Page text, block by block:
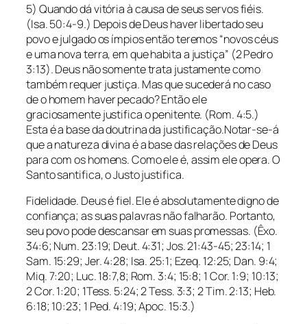
5) Quando dá vitória à causa de seus servos fiéis.
(Isa. 50:4-9.) Depois de Deus haver libertado seu
povo e julgado os ímpios então teremos “novos céus
e uma nova terra, em que habita a justiça” (2 Pedro
3:13). Deus não somente trata justamente como
também requer justiça. Mas que sucederá no caso
de o homem haver pecado? Então ele
graciosamente justifica o penitente. (Rom. 4:5.)
Esta é a base da doutrina da justificação.Notar-se-á
que a natureza divina é a base das relações de Deus
para com os homens. Como ele é, assim ele opera. O
Santo santifica, o Justo justifica.
Fidelidade. Deus é fiel. Ele é absolutamente digno de
confiança; as suas palavras não falharão. Portanto,
seu povo pode descansar em suas promessas. (Êxo.
34:6; Num. 23:19; Deut. 4:31; Jos. 21:43-45; 23:14; 1
Sam. 15:29; Jer. 4:28; Isa. 25:1; Ezeq. 12:25; Dan. 9:4;
Miq. 7:20; Luc. 18:7,8; Rom. 3:4; 15:8; 1 Cor. 1:9; 10:13;
2 Cor. 1:20; 1Tess. 5:24; 2 Tess. 3:3; 2 Tim. 2:13; Heb.
6:18; 10:23; 1 Ped. 4:19; Apoc. 15:3.)